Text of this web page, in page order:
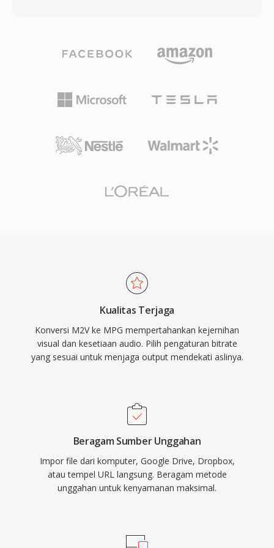
prediktif memberikan keseimbangan efektif
antara efisiensi kompresi dan kemampuan
tanpa audio atau informasi sinkronisasi, format
terpisah untuk pemutaran lengkap. Perangkat
lunak authoring DVD umumnya mengharapkan
menjadikan format ini langkah perantara yang
video dan satu atau lebih stream elemen audio
timestamp sinkronisasi. Format ini digunakan
secara luas sepanjang tahun 1990-an dan
komputer pribadi, muncul dalam berbagai hal
dengan kartu encoder perangkat keras. File
mendukung resolusi lebih tinggi hingga full HD.
Struktur program stream mengasumsikan
media penyimpanan yang relatif andal, berbeda
dengan varian transport stream yang dirancang
untuk siaran, menjadikannya efisien untuk
pemutaran berbasis file tanpa overhead paket
karena hampir setiap pemutar media di semua
instalasi codec tambahan. MPG masih
ditemukan dalam konten video arsip, rekaman
pengawasan, dan alur kerja video digital lawas.
Kualitas Terjaga
Konversi M2V ke MPG mempertahankan kejernihan
visual dan kesetiaan audio. Pilih pengaturan bitrate
yang sesuai untuk menjaga output mendekati aslinya.
Beragam Sumber Unggahan
Impor file dari komputer, Google Drive, Dropbox,
atau tempel URL langsung. Beragam metode
unggahan untuk kenyamanan maksimal.